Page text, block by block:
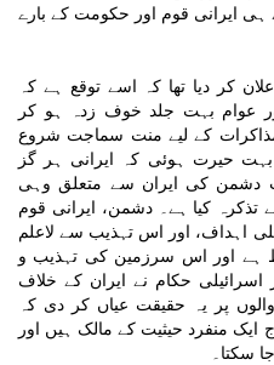
ہی ایرانی قوم اور حکومت کے بارے
کر دیا تھا کہ اسے توقع ہے کہ
عوام بہت جلد خوف زدہ ہو کر
مذاکرات کے لیے منت سماجت شروع
حیرت ہوئی کہ ایرانی ہر گز
دشمن کی ایران سے متعلق وہی
کیا ہے۔ دشمن، ایرانی قوم
اہداف، اور اس تہذیب سے لاعلم
پر محیط ہے اور اس سرزمین کی تہذیب و
حکام نے ایران کے خلاف
پر یہ حقیقت عیاں کر دی کہ
ایک منفرد حیثیت کے مالک ہیں اور
سکتا۔